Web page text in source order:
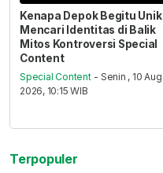
Kenapa Depok Begitu Unik
Mencari Identitas di Balik
Mitos Kontroversi Special
Content
Special Content - Senin , 10 Aug
2026, 10:15 WIB
Terpopuler